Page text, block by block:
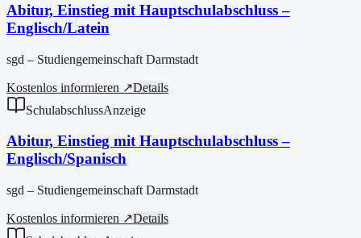
Abitur, Einstieg mit Hauptschulabschluss –
Englisch/Latein
sgd – Studiengemeinschaft Darmstadt
Kostenlos informieren ↗Details
SchulabschlussAnzeige
Abitur, Einstieg mit Hauptschulabschluss –
Englisch/Spanisch
sgd – Studiengemeinschaft Darmstadt
Kostenlos informieren ↗Details